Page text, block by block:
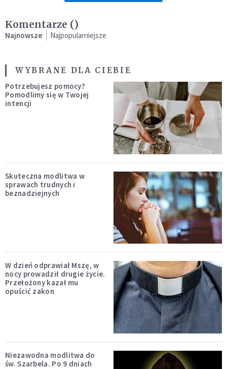
Komentarze ()
Najnowsze Najpopularniejsze
WYBRANE DLA CIEBIE
Potrzebujesz pomocy?
Pomodlimy się w Twojej
intencji
Skuteczna modlitwa w
sprawach trudnych i
beznadziejnych
W dzień odprawiał Mszę, w
nocy prowadził drugie życie.
Przełożony kazał mu
opuścić zakon
Niezawodna modlitwa do
św. Szarbela. Po 9 dniach